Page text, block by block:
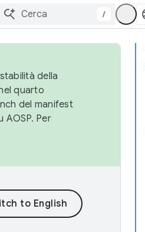
/
della
quarto
del manifest
Per